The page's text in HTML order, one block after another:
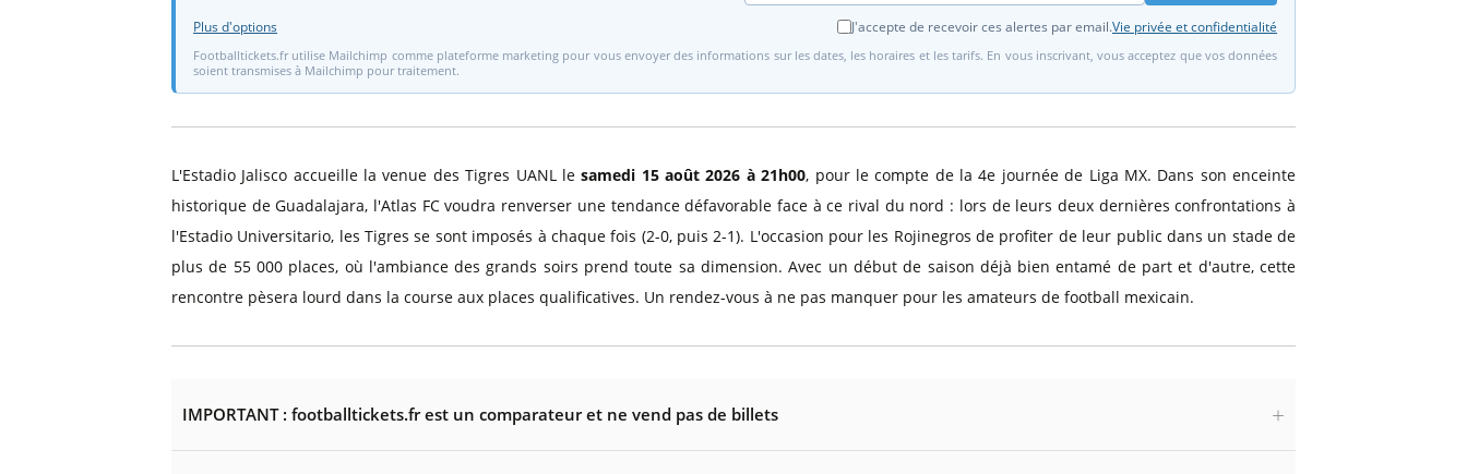
J'accepte de recevoir ces alertes par email.Vie privée et confidentialité
Plus d'options
Footballtickets.fr utilise Mailchimp comme plateforme marketing pour vous envoyer des informations sur les dates, les horaires et les tarifs. En vous inscrivant, vous acceptez que vos données
soient transmises à Mailchimp pour traitement.
L'Estadio Jalisco accueille la venue des Tigres UANL lesamedi 15 août 2026 à 21h00, pour le compte de la 4e journée de Liga MX. Dans son enceinte
historique de Guadalajara, l'Atlas FC voudra renverser une tendance défavorable face à ce rival du nord : lors de leurs deux dernières confrontations à
l'Estadio Universitario, les Tigres se sont imposés à chaque fois (2-0, puis 2-1). L'occasion pour les Rojinegros de profiter de leur public dans un stade de
plus de 55 000 places, où l'ambiance des grands soirs prend toute sa dimension. Avec un début de saison déjà bien entamé de part et d'autre, cette
rencontre pèsera lourd dans la course aux places qualificatives. Un rendez-vous à ne pas manquer pour les amateurs de football mexicain.
IMPORTANT : footballtickets.fr est un comparateur et ne vend pas de billets